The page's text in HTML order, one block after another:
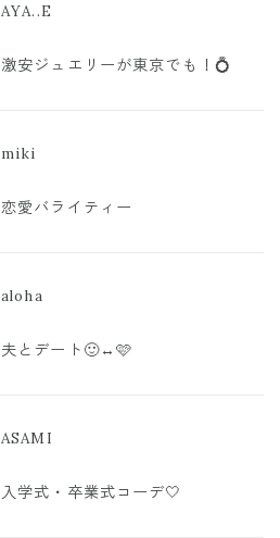
AYA..E
激安ジュエリーが東京でも！💍
miki
恋愛バライティー
aloha
夫とデート🙂‍↔️🩷
ASAMI
入学式・卒業式コーデ🤍